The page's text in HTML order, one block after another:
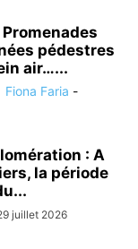
pédestres
air…...
Fiona Faria -
: A
la période
juillet 2026